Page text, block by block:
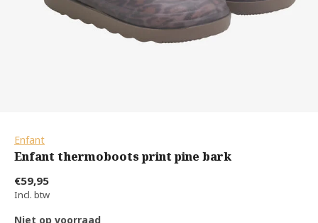
Enfant
Enfant thermoboots print pine bark
€59,95
Incl. btw
Niet op voorraad